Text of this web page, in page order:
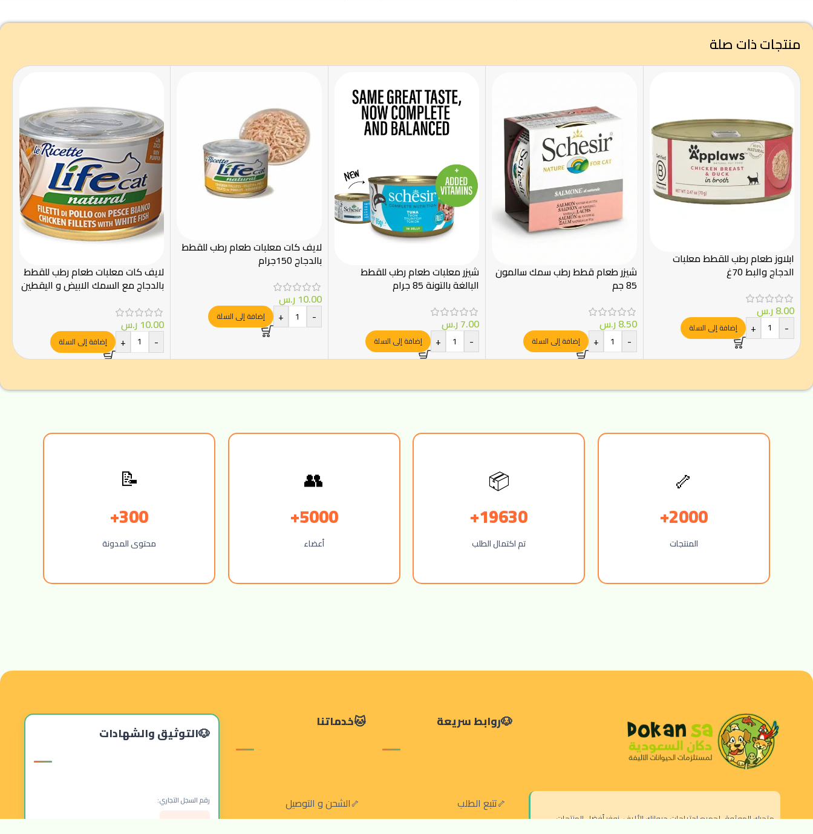
منتجات ذات صلة
ابلاوز طعام رطب للقطط معلبات
الدجاج والبط 70غ
8.00ر.س
-
+ إضافة إلى السلة
شيزر طعام قطط رطب سمك سالمون
85 جم
8.50ر.س
-
+ إضافة إلى السلة
شيزر معلبات طعام رطب للقطط
البالغة بالتونة 85 جرام
7.00ر.س
-
+ إضافة إلى السلة
لايف كات معلبات طعام رطب للقطط
بالدجاج 150جرام
10.00 ر.س
-
+ إضافة إلى السلة
لايف كات معلبات طعام رطب للقطط
بالدجاج مع السمك الابيض و اليقطين
10.00 ر.س
-
+ إضافة إلى السلة
🦴
2000+
المنتجات
📦
19630+
تم اكتمال الطلب
👥
5000+
أعضاء
📝
300+
محتوى المدونة
متجرك الموثوق لجميع احتياجات حيوانك الأليف. نوفر أفضل المنتجات
روابط سريعة
تتبع الطلب
خدماتنا
الشحن و التوصيل
التوثيق والشهادات
رقم السجل التجاري: